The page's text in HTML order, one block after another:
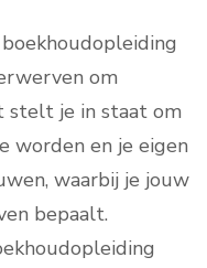
om
stelt je in staat om
worden en je eigen
waarbij je jouw
bepaalt.